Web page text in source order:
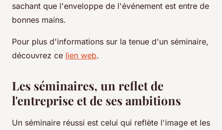
sachant que l'enveloppe de l'événement est entre de
bonnes mains.
Pour plus d'informations sur la tenue d'un séminaire,
découvrez ce lien web.
Les séminaires, un reflet de
l'entreprise et de ses ambitions
Un séminaire réussi est celui qui reflète l'image et les